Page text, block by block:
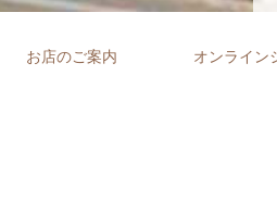
お店のご案内 オンライン